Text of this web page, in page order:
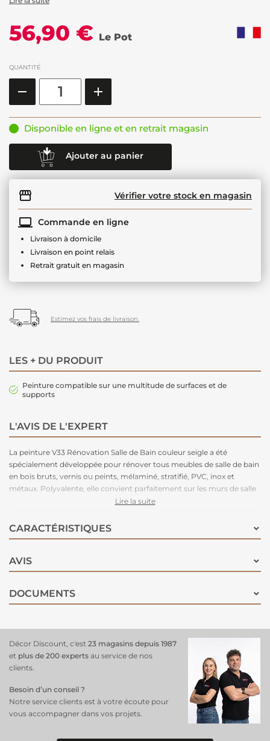
56,90 € Le Pot
QUANTITÉ
Disponible en ligne et en retrait magasin
Ajouter au panier
Vérifier votre stock en magasin
Commande en ligne
Livraison à domicile
Livraison en point relais
Retrait gratuit en magasin
Estimez vos frais de livraison.
LES + DU PRODUIT
Peinture compatible sur une multitude de surfaces et de
supports
L'AVIS DE L'EXPERT
La peinture V33 Rénovation Salle de Bain couleur seigle a été
spécialement développée pour rénover tous meubles de salle de bain
en bois bruts, vernis ou peints, mélaminé, stratifié, PVC, inox et
métaux. Polyvalente, elle convient parfaitement sur les murs de salle
de bain y compris l'intérieur de douche carrelé et s'appliquera sur de
peinture présente une haute résistance à l'eau grâce à sa protection
imperméable et pourra s'appliquer directement sur la faïence et les
entre deux couches : 6 heures. Séchage complet en 48 heures avant
la première.
Lire la suite
CARACTÉRISTIQUES
AVIS
DOCUMENTS
Décor Discount, c'est 23 magasins depuis 1987
et plus de 200 experts au service de nos
clients.
Besoin d’un conseil ?
Notre service clients est à votre écoute pour
vous accompagner dans vos projets.